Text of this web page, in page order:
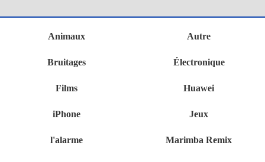
Animaux Autre
Bruitages Électronique
Films Huawei
iPhone Jeux
l'alarme Marimba Remix